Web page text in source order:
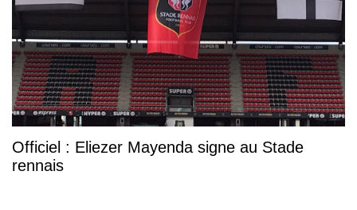
Officiel : Eliezer Mayenda signe au Stade
rennais